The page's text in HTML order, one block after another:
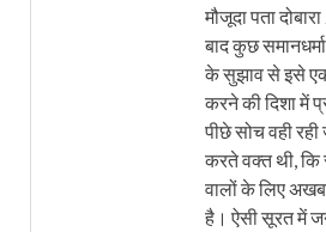
मौजूदा पता
बाद कुछ
के सुझाव से इसे
करने की दिशा में
पीछे सोच वही
करते वक्त थी,
वालों के लिए
है। ऐसी सूरत में